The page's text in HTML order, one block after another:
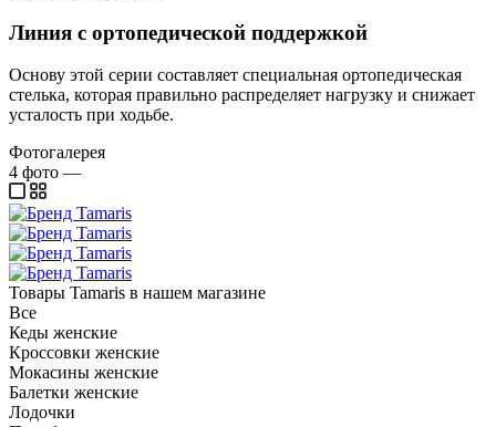
Линия с ортопедической поддержкой
Основу этой серии составляет специальная ортопедическая
стелька, которая правильно распределяет нагрузку и снижает
усталость при ходьбе.
Фотогалерея
4 фото —
Товары Tamaris в нашем магазине
Все
Кеды женские
Кроссовки женские
Мокасины женские
Балетки женские
Лодочки